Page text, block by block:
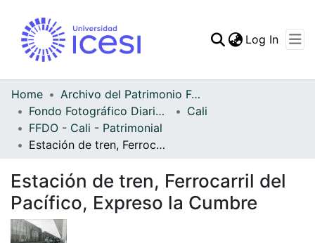
Statistics
Log In
Home
Archivo del Patrimonio Fotográfico y Fílmico del Valle del Cauca
Fondo Fotográfico Diario Occidente
Cali
FFDO - Cali - Patrimonial
Estación de tren, Ferrocarril del Pacífico, Expreso la Cumbre
Estación de tren, Ferrocarril del
Pacífico, Expreso la Cumbre